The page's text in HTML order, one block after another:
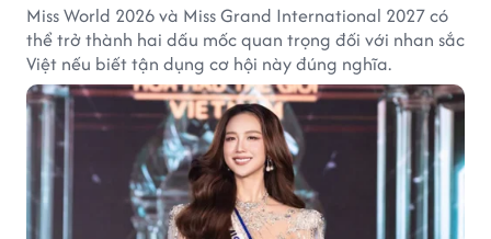
Miss World 2026 và Miss Grand International 2027 có
thể trở thành hai dấu mốc quan trọng đối với nhan sắc
Việt nếu biết tận dụng cơ hội này đúng nghĩa.